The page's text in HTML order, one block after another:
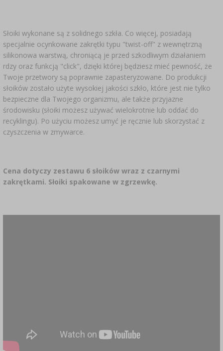
Słoiki wykonane są z solidnego szkła. Co więcej, posiadają
specjalnie ocynkowane zakrętki typu "twist-off" z wewnętrzną
silikonowa warstwą, chroniącą je przed szkodliwym działaniem
rdzy oraz funkcją "click", dzięki której będziesz mieć pewność, że
Twoje przetwory są poprawnie zapasteryzowane. Do produkcji
słoików zostało użyte wysokiej jakości szkło, które jest nie tylko
bezpieczne dla Twojego organizmu, ale także przyjazne
środowisku (słoiki możesz używać wielokrotnie lub oddać do
recyklingu). Po użyciu możesz umyć je ręcznie lub skorzystać z
czyszczenia w zmywarce.
Cena dotyczy zestawu 6 słoików wraz z czarnymi
zakrętkami. Słoiki spakowane w zgrzewkę.